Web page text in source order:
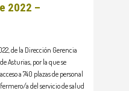
2022 –
de la Dirección Gerencia
Asturias, por la que se
a 740 plazas de personal
a del servicio de salud